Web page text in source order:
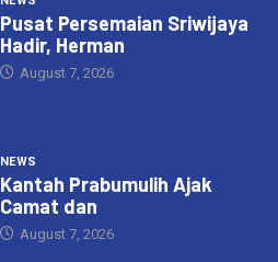
Pusat Persemaian Sriwijaya
Hadir, Herman
August 7, 2026
NEWS
Kantah Prabumulih Ajak
Camat dan
August 7, 2026